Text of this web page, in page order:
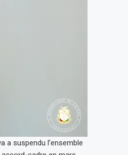
a suspendu l’ensemble